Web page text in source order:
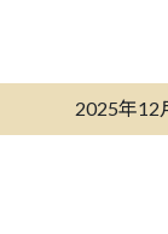
2025年12